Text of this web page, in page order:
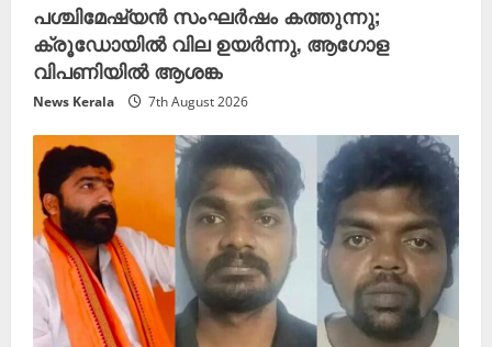
പശ്ചിമേഷ്യൻ സംഘർഷം കത്തുന്നു;
ക്രൂഡോയിൽ വില ഉയർന്നു, ആഗോള
വിപണിയിൽ ആശങ്ക
News Kerala 7th August 2026